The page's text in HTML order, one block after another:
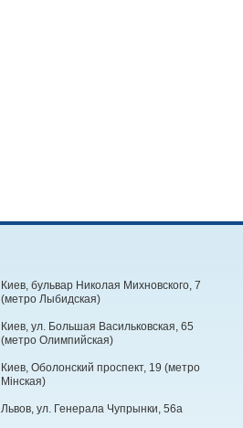
Киев, бульвар Николая Михновского, 7
(метро Лыбидская)
Киев, ул. Большая Васильковская, 65
(метро Олимпийская)
Киев, Оболонский проспект, 19 (метро
Мінская)
Львов, ул. Генерала Чупрынки, 56а